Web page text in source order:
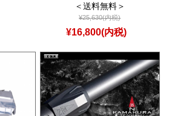
＜送料無料＞
¥25,630(内税)
¥16,800(内税)